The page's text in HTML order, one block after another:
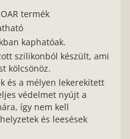
termék
kaphatóak.
szilikonból készült, ami
kölcsönöz.
és a mélyen lekerekített
védelmet nyújt a
így nem kell
és leesések